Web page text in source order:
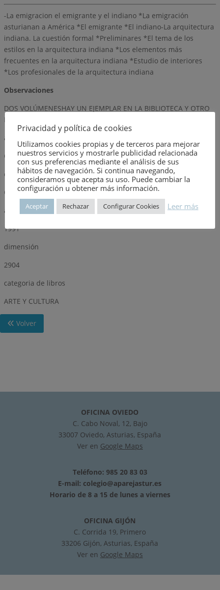
-La emigracion el emigrante y el indiano *La emigración
asturianan a América *El emigrante *El indiano-La arquitectura
indiana. La cuestión formal *Preliminares *El tema de los
estilos en la arquitectura indiana *Los elementos más
frecuentes en la arquitectura indiana *Estudio de interiores
*Los profesionales de la arquitectura indiana
Observaciones
DOS VOLÚMENESHAY UN EJEMPLAR EN LA BIBLIOTECA Y OTRO
EN EL DESPACHO DEL VISADOR
autor
COVADONGA ALVAREZ QUINTANA
editorial
COAAT DEL PRINCIPADO DE ASTURIAS
año
1991
dimensión
2904
categoria de libros
ARTE Y CULTURA
Volver
OFICINA OVIEDO
C. Cabo Noval, 12, Bajo
33007 Oviedo, Asturias, España
Ver en Google Maps
Teléfono: 985 20 83 03
E-mail: colegio@aparejastur.es
Horario de 8 a 15 de lunes a viernes
OFICINA GIJÓN
C. Corrida 19, Primero
33206 Gijón, Asturias, España
Ver en Google Maps
Privacidad y política de cookies
Utilizamos cookies propias y de terceros para mejorar
nuestros servicios y mostrarle publicidad relacionada
con sus preferencias mediante el análisis de sus
hábitos de navegación. Si continua navegando,
consideramos que acepta su uso. Puede cambiar la
configuración u obtener más información.
Aceptar Rechazar Configurar Cookies Leer más